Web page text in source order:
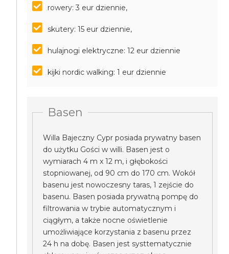
rowery: 3 eur dziennie,
skutery: 15 eur dziennie,
hulajnogi elektryczne: 12 eur dziennie
kijki nordic walking: 1 eur dziennie
Basen
Willa Bajeczny Cypr posiada prywatny basen
do użytku Gości w willi. Basen jest o
wymiarach 4 m x 12 m, i głębokości
stopniowanej, od 90 cm do 170 cm. Wokół
basenu jest nowoczesny taras, 1 zejście do
basenu. Basen posiada prywatną pompę do
filtrowania w trybie automatycznym i
ciągłym, a także nocne oświetlenie
umożliwiające korzystania z basenu przez
24 h na dobę. Basen jest systtematycznie